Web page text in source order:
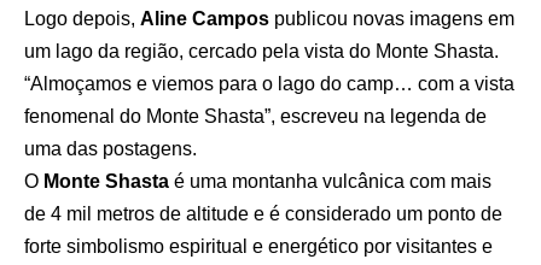
Logo depois, Aline Campos publicou novas imagens em
um lago da região, cercado pela vista do Monte Shasta.
“Almoçamos e viemos para o lago do camp… com a vista
fenomenal do Monte Shasta”, escreveu na legenda de
uma das postagens.
O Monte Shasta é uma montanha vulcânica com mais
de 4 mil metros de altitude e é considerado um ponto de
forte simbolismo espiritual e energético por visitantes e